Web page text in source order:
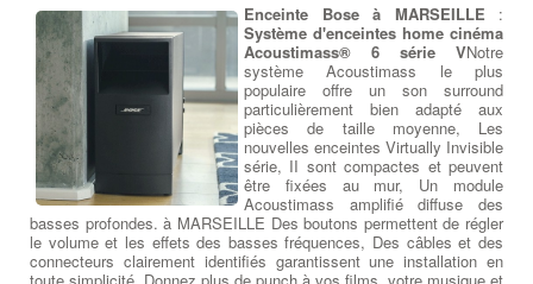
Enceinte Bose à MARSEILLE :
Système d'enceintes home cinéma
Acoustimass® 6 série VNotre
système Acoustimass le plus
populaire offre un son surround
particulièrement bien adapté aux
pièces de taille moyenne, Les
nouvelles enceintes Virtually Invisible
série, II sont compactes et peuvent
être fixées au mur, Un module
Acoustimass amplifié diffuse des
basses profondes. à MARSEILLE Des boutons permettent de régler
le volume et les effets des basses fréquences, Des câbles et des
connecteurs clairement identifiés garantissent une installation en
toute simplicité. Donnez plus de punch à vos films, votre musique et